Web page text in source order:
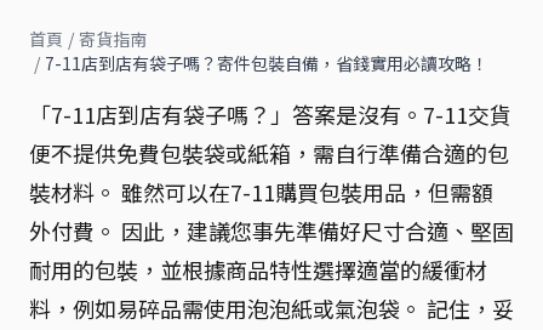
首頁 / 寄貨指南
/ 7-11店到店有袋子嗎？寄件包裝自備，省錢實用必讀攻略！
「7-11店到店有袋子嗎？」答案是沒有。7-11交貨
便不提供免費包裝袋或紙箱，需自行準備合適的包
裝材料。 雖然可以在7-11購買包裝用品，但需額
外付費。 因此，建議您事先準備好尺寸合適、堅固
耐用的包裝，並根據商品特性選擇適當的緩衝材
料，例如易碎品需使用泡泡紙或氣泡袋。 記住，妥